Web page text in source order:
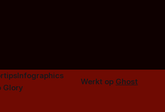
Infographics
Glory
Werkt op Ghost